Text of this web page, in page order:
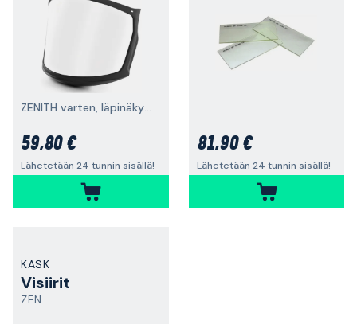
ZENITH varten, läpinäkyvä
59,80 €
Lähetetään 24 tunnin sisällä!
81,90 €
Lähetetään 24 tunnin sisällä!
KASK
Visiirit
ZEN